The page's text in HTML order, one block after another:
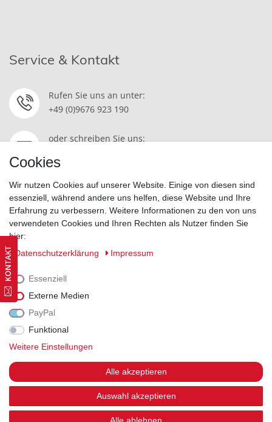
Service & Kontakt
Rufen Sie uns an unter:
+49 (0)9676 923 190
oder schreiben Sie uns:
Widerrufsrecht | Datenschutzerklärung | AGB | Impressum
Cookies
Wir nutzen Cookies auf unserer Website. Einige von diesen sind
essenziell, während andere uns helfen, diese Website und Ihre
Erfahrung zu verbessern. Weitere Informationen zu den von uns
verwendeten Cookies und Ihren Rechten als Nutzer finden Sie
hier:
Daten­schutz­erklärung
Impressum
Essenziell
Externe Medien
PayPal
Funktional
Weitere Einstellungen
Alle akzeptieren
Auswahl akzeptieren